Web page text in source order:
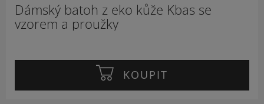
Dámský batoh z eko kůže Kbas se
vzorem a proužky
KOUPIT